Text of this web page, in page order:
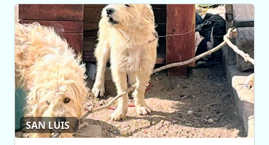
SAN LUIS